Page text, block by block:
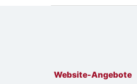
Website-Angebote